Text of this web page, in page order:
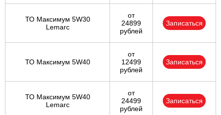
ТО Максимум 5W30
Lemarc
от
24899
рублей
Записаться
ТО Максимум 5W40
от
12499
рублей
Записаться
ТО Максимум 5W40
Lemarc
от
24499
рублей
Записаться